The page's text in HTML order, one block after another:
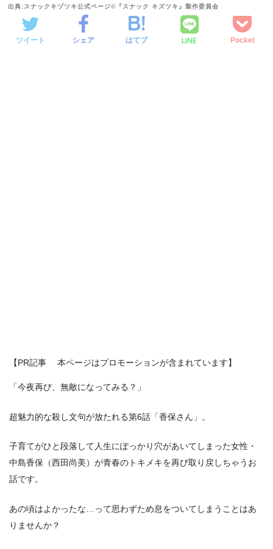
出典:スナックキヅツキ公式ページ©『スナック キズツキ』製作委員会
ツイート シェア はてブ LINE Pocket
【PR記事 本ページはプロモーションが含まれています】
「今夜再び、無敵になってみる？」
超魅力的な殺し文句が放たれる第6話「香保さん」。
子育てがひと段落して人生にぽっかり穴があいてしまった女性・
中島香保（西田尚美）が青春のトキメキを再び取り戻しちゃうお
話です。
あの頃はよかったな…って思わずため息をついてしまうことはあ
りませんか？